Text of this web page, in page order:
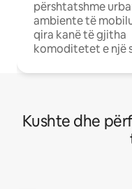
përshtatshme
ambiente të
qira kanë të gjitha
komoditetet e një
Kushte dhe